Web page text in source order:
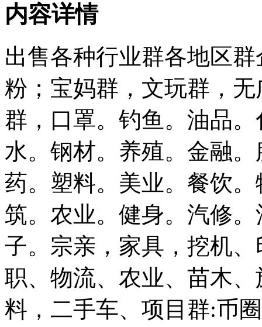
内容详情
出售各种行业群各地区
粉；宝妈群，文玩群，
群，口罩。钓鱼。油品
水。钢材。养殖。金融
药。塑料。美业。餐饮
筑。农业。健身。汽修
子。宗亲，家具，挖机
职、物流、农业、苗木
料，二手车、项目群:币